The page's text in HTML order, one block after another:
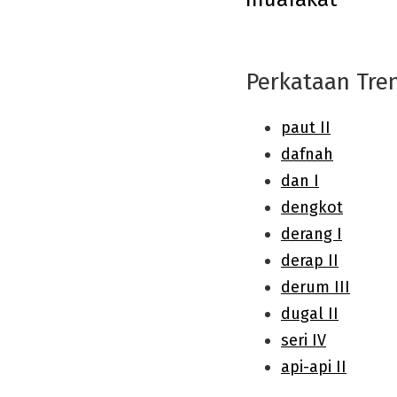
Perkataan